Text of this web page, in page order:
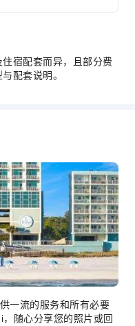
宿配套而异，且部分费
配套说明。
一流的服务和所有必要
随心分享您的照片或回